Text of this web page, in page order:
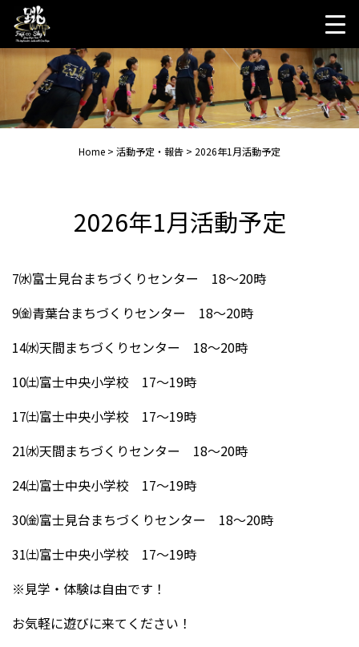
Skip
content
Home > 活動予定・報告 > 2026年1月活動予定
2026年1月活動予定
7㈬富士見台まちづくりセンター 18〜20時
9㈮青葉台まちづくりセンター 18〜20時
14㈬天間まちづくりセンター 18〜20時
10㈯富士中央小学校 17〜19時
17㈯富士中央小学校 17〜19時
21㈬天間まちづくりセンター 18〜20時
24㈯富士中央小学校 17〜19時
30㈮富士見台まちづくりセンター 18〜20時
31㈯富士中央小学校 17〜19時
※見学・体験は自由です！
お気軽に遊びに来てください！